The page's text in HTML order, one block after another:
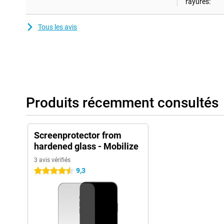
Tous les avis
Produits récemment consultés
Screenprotector from
hardened glass - Mobilize
3 avis vérifiés
4.5 étoiles 9,3